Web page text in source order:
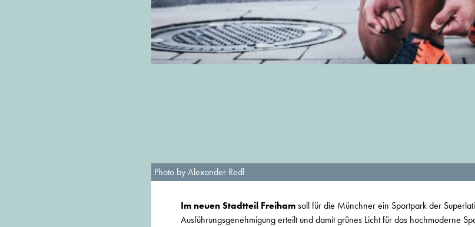
Photo by Alexander Redl
Im neuen Stadtteil Freihamsoll für die Münchner ein Sportpark der
Ausführungsgenehmigung erteilt und damit grünes Licht für das hochmoderne